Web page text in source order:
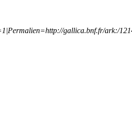
gallica.bnf.fr/ark:/